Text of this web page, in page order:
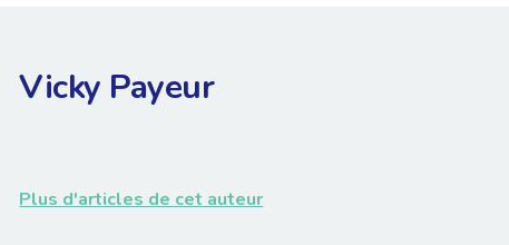
Vicky Payeur
Plus d'articles de cet auteur